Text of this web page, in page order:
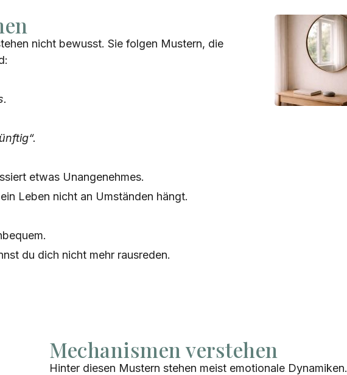
nicht bewusst. Sie folgen Mustern, die
etwas Unangenehmes.
Leben nicht an Umständen hängt.
du dich nicht mehr rausreden.
Mechanismen verstehen
Hinter diesen Mustern stehen meist emotionale Dynamiken.